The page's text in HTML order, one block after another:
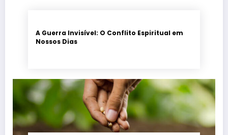
A Guerra Invisível: O Conflito Espiritual em
Nossos Dias